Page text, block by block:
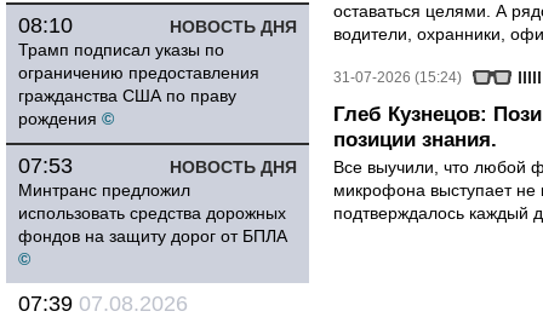
НОВОСТЬ ДНЯ
08:10
Трамп подписал указы по
ограничению предоставления
гражданства США по праву
рождения ©
НОВОСТЬ ДНЯ
07:53
Минтранс предложил
использовать средства дорожных
фондов на защиту дорог от БПЛА
©
07:39 07.08.2026
оставаться целями. А
водители, охранники,
31-07-2026 (15:24)
Глеб Кузнецов:
позиции знания.
Все выучили, что любой
микрофона выступает не
подтверждалось каждый